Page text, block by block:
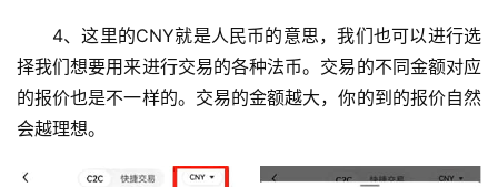
4、这里的CNY就是人民币的意思，我们也可以进行选
择我们想要用来进行交易的各种法币。交易的不同金额对应
的报价也是不一样的。交易的金额越大，你的到的报价自然
会越理想。